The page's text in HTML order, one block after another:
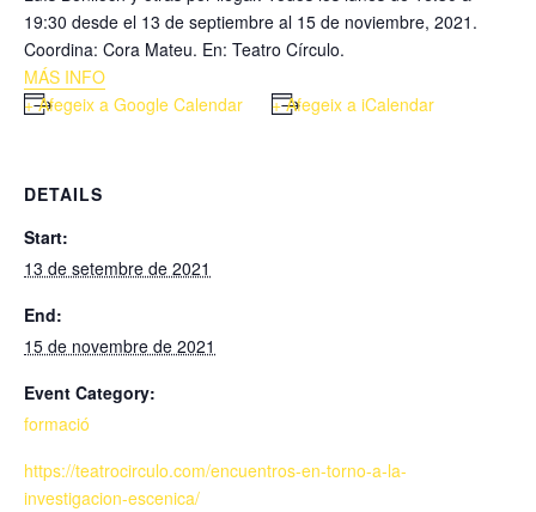
19:30 desde el 13 de septiembre al 15 de noviembre, 2021.
Coordina: Cora Mateu. En: Teatro Círculo.
MÁS INFO
+ Afegeix a Google Calendar
+ Afegeix a iCalendar
DETAILS
Start:
13 de setembre de 2021
End:
15 de novembre de 2021
Event Category:
formació
https://teatrocirculo.com/encuentros-en-torno-a-la-
investigacion-escenica/